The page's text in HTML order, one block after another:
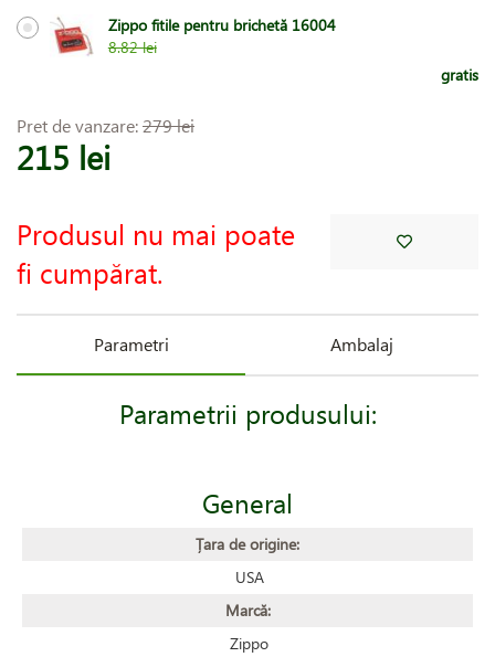
Zippo fitile pentru brichetă 16004
8.82 lei
gratis
Pret de vanzare:279 lei
215 lei
Produsul nu mai poate
fi cumpărat.
Parametri Ambalaj
Parametrii produsului:
General
Țara de origine:
USA
Marcă:
Zippo